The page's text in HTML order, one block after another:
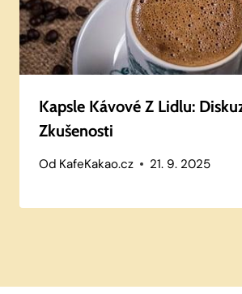
Kapsle Kávové Z Lidlu:
Zkušenosti
Od KafeKakao.cz 21. 9. 2025